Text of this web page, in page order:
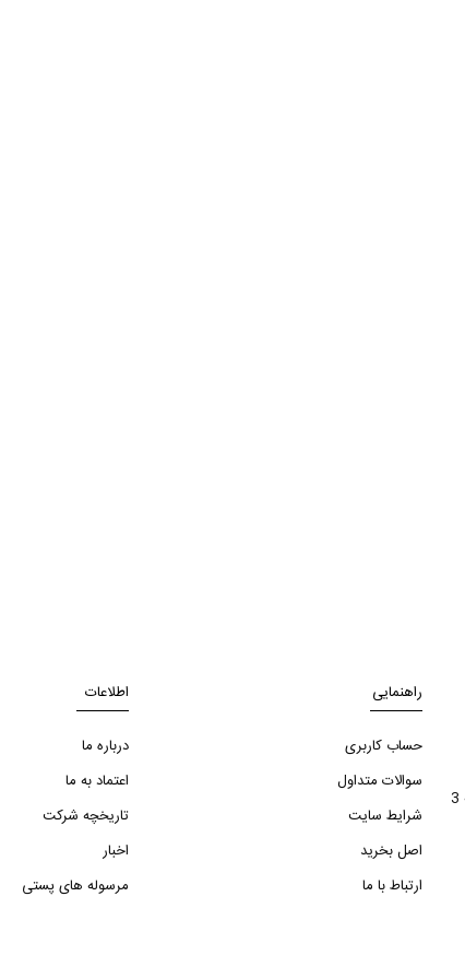
شیراز - خیابان سید جمالدین اسدآبادی کوچه 3
راهنمایی
حساب کاربری
سوالات متداول
شرایط سایت
اصل بخرید
ارتباط با ما
اطلاعات
درباره ما
اعتماد به ما
تاریخچه شرکت
اخبار
مرسوله های پستی